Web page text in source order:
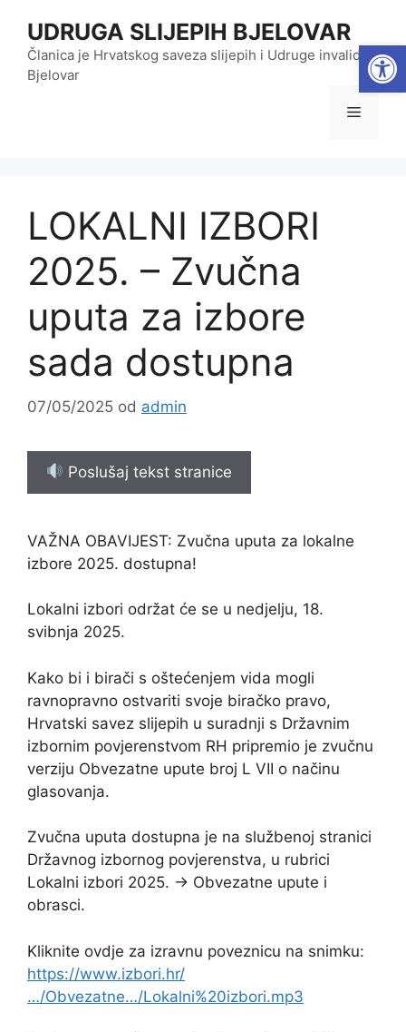
sadržaj
UDRUGA SLIJEPIH BJELOVAR
Članica je Hrvatskog saveza slijepih i Udruge invalida
Bjelovar
LOKALNI IZBORI
2025. – Zvučna
uputa za izbore
sada dostupna
07/05/2025 od admin
Poslušaj tekst stranice
VAŽNA OBAVIJEST: Zvučna uputa za lokalne
izbore 2025. dostupna!
Lokalni izbori održat će se u nedjelju, 18.
svibnja 2025.
Kako bi i birači s oštećenjem vida mogli
ravnopravno ostvariti svoje biračko pravo,
Hrvatski savez slijepih u suradnji s Državnim
izbornim povjerenstvom RH pripremio je zvučnu
verziju Obvezatne upute broj L VII o načinu
glasovanja.
Zvučna uputa dostupna je na službenoj stranici
Državnog izbornog povjerenstva, u rubrici
Lokalni izbori 2025. → Obvezatne upute i
obrasci.
Kliknite ovdje za izravnu poveznicu na snimku:
https://www.izbori.hr/
…/Obvezatne…/Lokalni%20izbori.mp3